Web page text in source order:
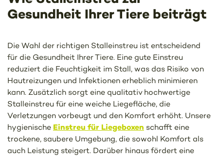
Gesundheit Ihrer Tiere beiträgt
Die Wahl der richtigen Stalleinstreu ist entscheidend
für die Gesundheit Ihrer Tiere. Eine gute Einstreu
reduziert die Feuchtigkeit im Stall, was das Risiko von
Hautreizungen und Infektionen erheblich minimieren
kann. Zusätzlich sorgt eine qualitativ hochwertige
Stalleinstreu für eine weiche Liegefläche, die
Verletzungen vorbeugt und den Komfort erhöht. Unsere
hygienische Einstreu für Liegeboxen schafft eine
trockene, saubere Umgebung, die sowohl Komfort als
auch Leistung steigert. Darüber hinaus fördert eine